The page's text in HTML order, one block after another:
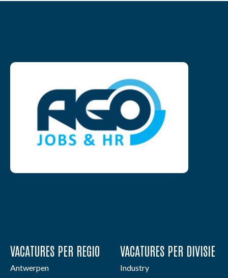
VACATURES PER REGIO
Antwerpen
VACATURES PER DIVISIE
Industry